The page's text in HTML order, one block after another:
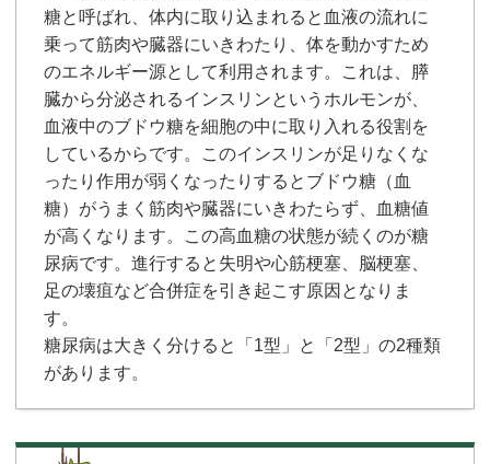
糖と呼ばれ、体内に取り込まれると血液の流れに
乗って筋肉や臓器にいきわたり、体を動かすため
のエネルギー源として利用されます。これは、膵
臓から分泌されるインスリンというホルモンが、
血液中のブドウ糖を細胞の中に取り入れる役割を
しているからです。このインスリンが足りなくな
ったり作用が弱くなったりするとブドウ糖（血
糖）がうまく筋肉や臓器にいきわたらず、血糖値
が高くなります。この高血糖の状態が続くのが糖
尿病です。進行すると失明や心筋梗塞、脳梗塞、
足の壊疽など合併症を引き起こす原因となりま
す。
糖尿病は大きく分けると「1型」と「2型」の2種類
があります。